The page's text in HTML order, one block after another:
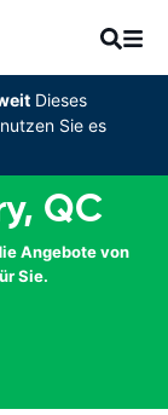
Dieses
Sie es
QC
Angebote von
Sie.